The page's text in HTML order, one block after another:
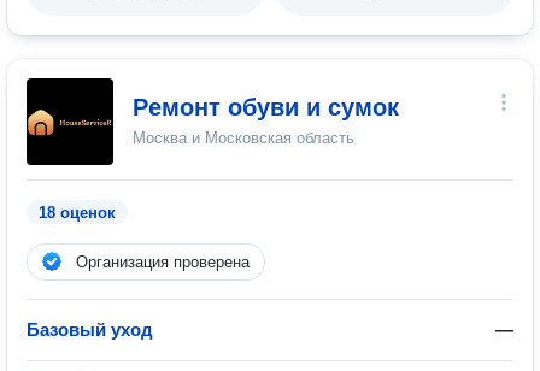
Ремонт обуви и сумок
Москва и Московская область
18 оценок
Организация проверена
Базовый уход —